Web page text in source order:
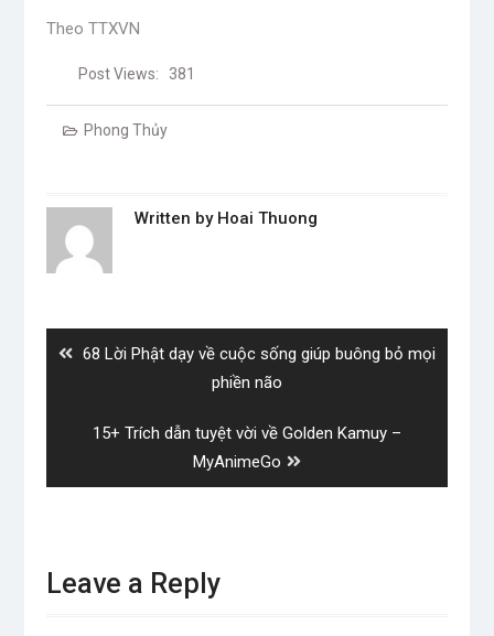
Theo TTXVN
Post Views: 381
Phong Thủy
Written by Hoai Thuong
Previous
68 Lời Phật dạy về cuộc sống giúp buông bỏ mọi
phiền não
Next
15+ Trích dẫn tuyệt vời về Golden Kamuy –
MyAnimeGo
Leave a Reply